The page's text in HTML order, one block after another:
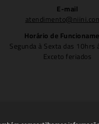
E-mail
Horário de
Segunda à Sexta das
Exceto feriados